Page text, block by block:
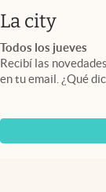
La cityabre
Todos los jueves
Recibí las
en tu email. ¿Qué